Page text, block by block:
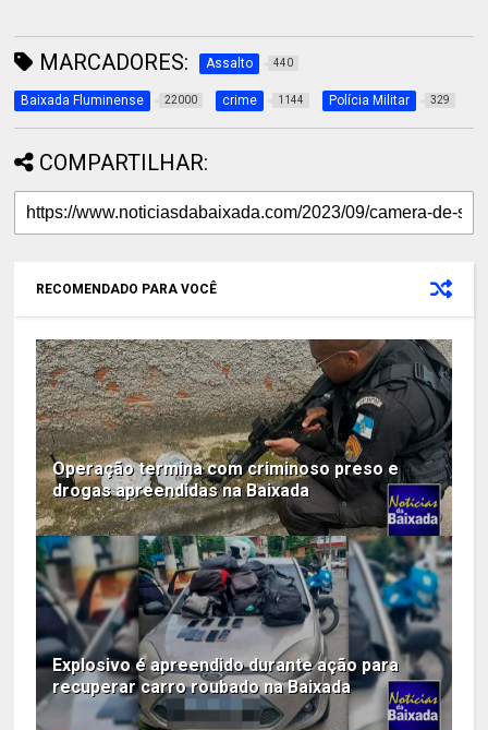
MARCADORES: Assalto 440
Baixada Fluminense 22000 crime 1144 Polícia Militar 329
COMPARTILHAR:
RECOMENDADO PARA VOCÊ
Operação termina com criminoso preso e
drogas apreendidas na Baixada
Explosivo é apreendido durante ação para
recuperar carro roubado na Baixada